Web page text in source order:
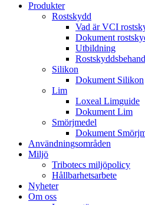
Produkter
Rostskydd
Vad är VCI
Dokument
Utbildning
Silikon
Dokument Silikon
Lim
Loxeal Limguide
Dokument Lim
Smörjmedel
Dokument
Användningsområden
Miljö
Tribotecs miljöpolicy
Hållbarhetsarbete
Nyheter
Om oss